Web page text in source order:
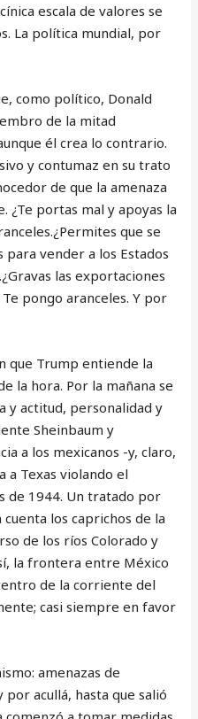
escala de valores se
La política mundial, por
como político, Donald
de la mitad
él crea lo contrario.
y contumaz en su trato
de que la amenaza
¿Te portas mal y apoyas la
que se
vender a los Estados
las exportaciones
pongo aranceles. Y por
que Trump entiende la
la hora. Por la mañana se
y actitud, personalidad y
Sheinbaum y
a los mexicanos -y, claro,
a Texas violando el
de 1944. Un tratado por
los caprichos de la
de los ríos Colorado y
la frontera entre México
de la corriente del
casi siempre en favor
amenazas de
acullá, hasta que salió